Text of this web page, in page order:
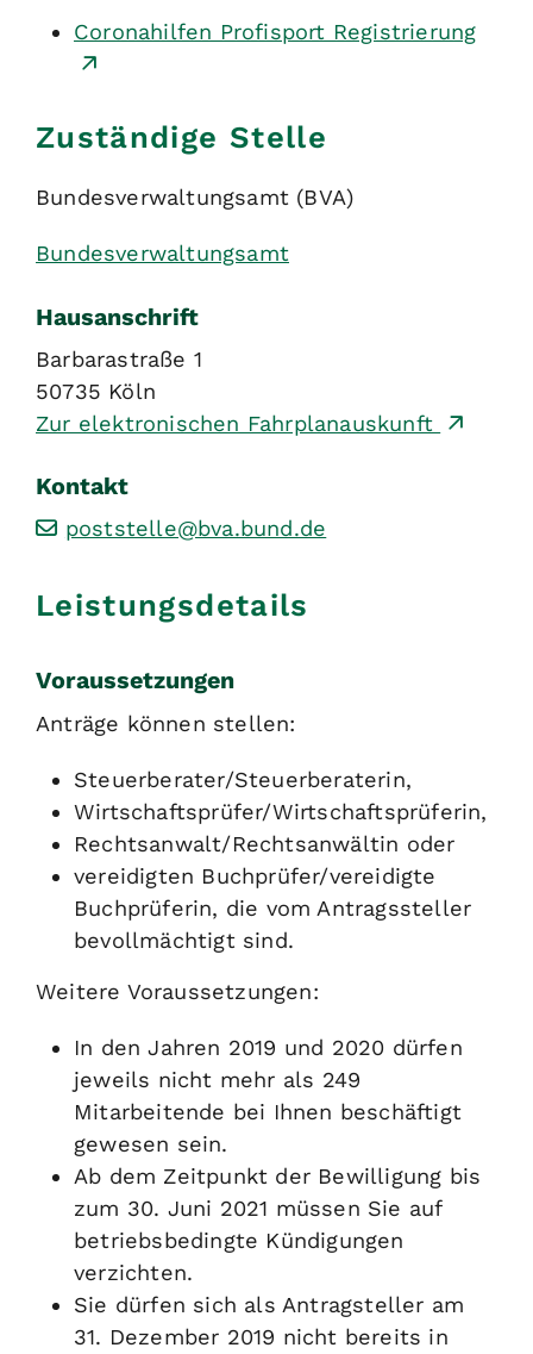
Coronahilfen Profisport Registrierung
Zuständige Stelle
Bundesverwaltungsamt (BVA)
Bundesverwaltungsamt
Hausanschrift
Barbarastraße 1
50735 Köln
Zur elektronischen Fahrplanauskunft
Kontakt
poststelle@bva.bund.de
Leistungsdetails
Voraussetzungen
Anträge können stellen:
Steuerberater/Steuerberaterin,
Wirtschaftsprüfer/Wirtschaftsprüferin,
Rechtsanwalt/Rechtsanwältin oder
vereidigten Buchprüfer/vereidigte
Buchprüferin, die vom Antragssteller
bevollmächtigt sind.
Weitere Voraussetzungen:
In den Jahren 2019 und 2020 dürfen
jeweils nicht mehr als 249
Mitarbeitende bei Ihnen beschäftigt
gewesen sein.
Ab dem Zeitpunkt der Bewilligung bis
zum 30. Juni 2021 müssen Sie auf
betriebsbedingte Kündigungen
verzichten.
Sie dürfen sich als Antragsteller am
31. Dezember 2019 nicht bereits in